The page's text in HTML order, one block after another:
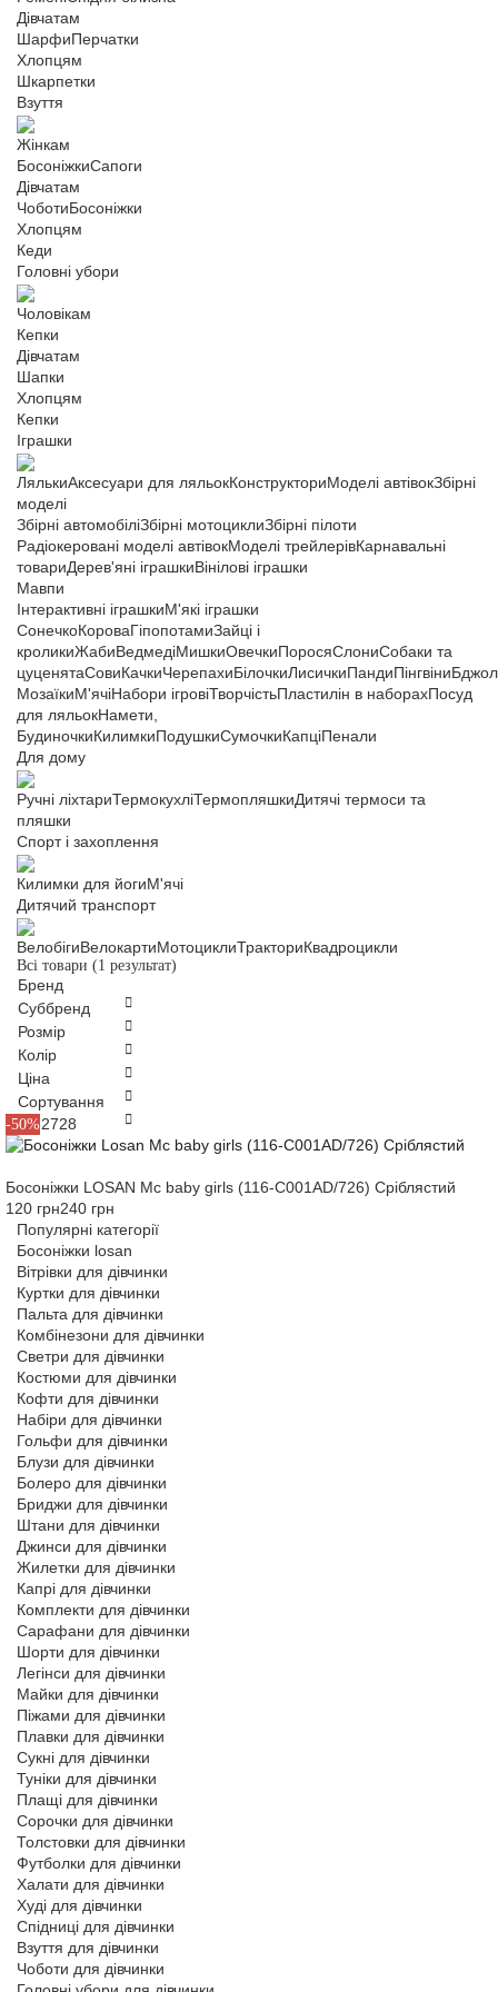
Дівчатам
ШарфиПерчатки
Хлопцям
Шкарпетки
Взуття
Жінкам
БосоніжкиСапоги
Дівчатам
ЧоботиБосоніжки
Хлопцям
Кеди
Головні убори
Чоловікам
Кепки
Дівчатам
Шапки
Хлопцям
Кепки
Іграшки
ЛялькиАксесуари для ляльокКонструкториМоделі автівокЗбірні
моделі
Збірні автомобіліЗбірні мотоциклиЗбірні пілоти
Радіокеровані моделі автівокМоделі трейлерівКарнавальні
товариДерев'яні іграшкиВінілові іграшки
Мавпи
Інтерактивні іграшкиМ'які іграшки
СонечкоКороваГіпопотамиЗайці і
кроликиЖабиВедмедіМишкиОвечкиПоросяСлониСобаки та
цуценятаСовиКачкиЧерепахиБілочкиЛисичкиПандиПінгвіни
МозаїкиМ'ячіНабори ігровіТворчістьПластилін в наборахПосуд
для ляльокНамети,
БудиночкиКилимкиПодушкиСумочкиКапціПенали
Для дому
Ручні ліхтариТермокухліТермопляшкиДитячі термоси та
пляшки
Спорт і захоплення
Килимки для йогиМ'ячі
Дитячий транспорт
ВелобігиВелокартиМотоциклиТракториКвадроцикли
Всі товари (1 результат)
Бренд
Суббренд
Розмір
Колір
Ціна
Сортування
-50%
22252728
Босоніжки LOSAN Mc baby girls (116-C001AD/726) Сріблястий
120 грн240 грн
Популярні категорії
Босоніжки losan
Вітрівки для дівчинки
Куртки для дівчинки
Пальта для дівчинки
Комбінезони для дівчинки
Светри для дівчинки
Костюми для дівчинки
Кофти для дівчинки
Набіри для дівчинки
Гольфи для дівчинки
Блузи для дівчинки
Болеро для дівчинки
Бриджи для дівчинки
Штани для дівчинки
Джинси для дівчинки
Жилетки для дівчинки
Капрі для дівчинки
Комплекти для дівчинки
Сарафани для дівчинки
Шорти для дівчинки
Легінси для дівчинки
Майки для дівчинки
Піжами для дівчинки
Плавки для дівчинки
Сукні для дівчинки
Туніки для дівчинки
Плащі для дівчинки
Сорочки для дівчинки
Толстовки для дівчинки
Футболки для дівчинки
Халати для дівчинки
Худі для дівчинки
Спідниці для дівчинки
Взуття для дівчинки
Чоботи для дівчинки